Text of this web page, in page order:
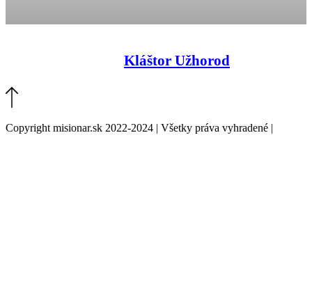
Kláštor Užhorod
Copyright misionar.sk 2022-2024 | Všetky práva vyhradené |